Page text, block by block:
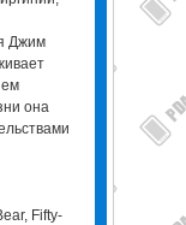
Джим
она
Fifty-